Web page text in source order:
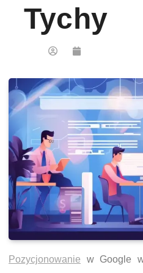
Tychy
Pozycjonowanie w Google